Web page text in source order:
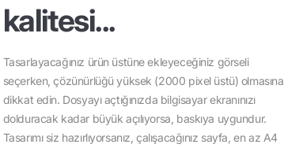
kalitesi...
Tasarlayacağınız ürün üstüne ekleyeceğiniz görseli
seçerken, çözünürlüğü yüksek (2000 pixel üstü) olmasına
dikkat edin. Dosyayı açtığınızda bilgisayar ekranınızı
dolduracak kadar büyük açılıyorsa, baskıya uygundur.
Tasarımı siz hazırlıyorsanız, çalışacağınız sayfa, en az A4